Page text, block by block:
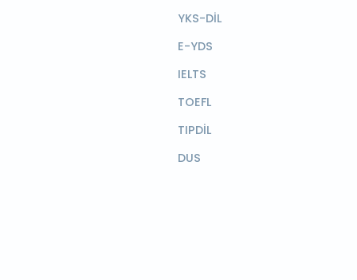
YKS-DİL
E-YDS
IELTS
TOEFL
TIPDİL
DUS